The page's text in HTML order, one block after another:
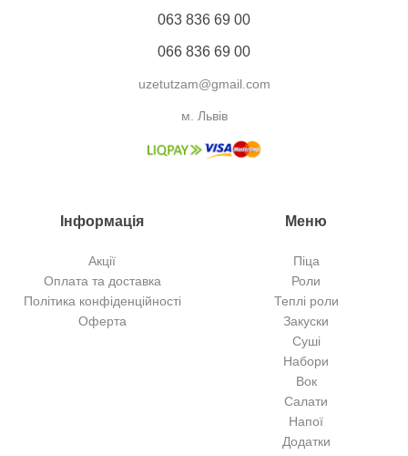
063 836 69 00
066 836 69 00
uzetutzam@gmail.com
м. Львів
Інформація
Акції
Оплата та доставка
Політика конфіденційності
Оферта
Меню
Піца
Роли
Теплі роли
Закуски
Суші
Набори
Вок
Салати
Напої
Додатки